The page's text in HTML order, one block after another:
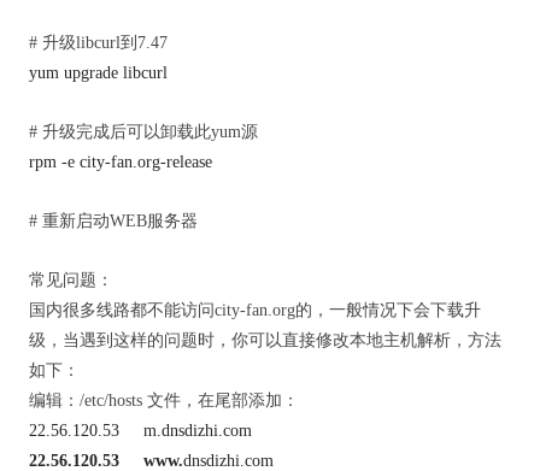
# 升级libcurl到7.47
yum upgrade libcurl
# 升级完成后可以卸载此yum源
rpm -e city-fan.org-release
# 重新启动WEB服务器
常见问题：
国内很多线路都不能访问city-fan.org的，一般情况下会下载升
级，当遇到这样的问题时，你可以直接修改本地主机解析，方法
如下：
编辑：/etc/hosts 文件，在尾部添加：
22.56.120.53 m.dnsdizhi.com
22.56.120.53 www.dnsdizhi.com